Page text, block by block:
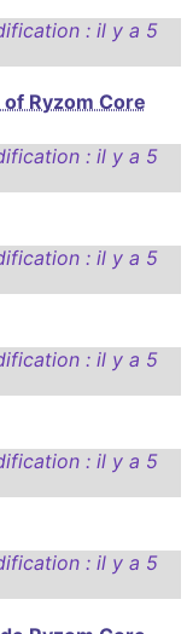
: il y a 5
Ryzom Core
: il y a 5
: il y a 5
: il y a 5
: il y a 5
: il y a 5